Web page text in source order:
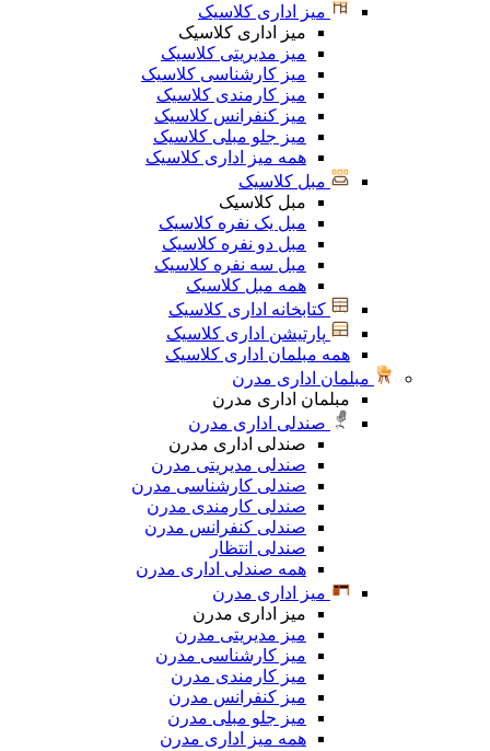
میز اداری کلاسیک
میز اداری کلاسیک
میز مدیریتی کلاسیک
میز کارشناسی کلاسیک
میز کارمندی کلاسیک
میز کنفرانس کلاسیک
میز جلو مبلی کلاسیک
همه میز اداری کلاسیک
مبل کلاسیک
مبل کلاسیک
مبل یک نفره کلاسیک
مبل دو نفره کلاسیک
مبل سه نفره کلاسیک
همه مبل کلاسیک
کتابخانه اداری کلاسیک
پارتیشن اداری کلاسیک
همه مبلمان اداری کلاسیک
مبلمان اداری مدرن
مبلمان اداری مدرن
صندلی اداری مدرن
صندلی اداری مدرن
صندلی مدیریتی مدرن
صندلی کارشناسی مدرن
صندلی کارمندی مدرن
صندلی کنفرانس مدرن
صندلی انتظار
همه صندلی اداری مدرن
میز اداری مدرن
میز اداری مدرن
میز مدیریتی مدرن
میز کارشناسی مدرن
میز کارمندی مدرن
میز کنفرانس مدرن
میز جلو مبلی مدرن
همه میز اداری مدرن